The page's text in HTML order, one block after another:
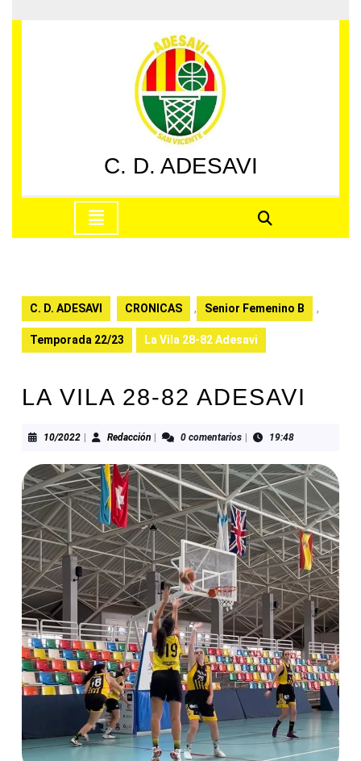
al
C. D. ADESAVI
apertura
C. D. ADESAVI CRONICAS , Senior Femenino B ,
Temporada 22/23 La Vila 28-82 Adesavi
LA VILA 28-82 ADESAVI
10/202210/2022RedacciónRedacción0 comentarios 19:48